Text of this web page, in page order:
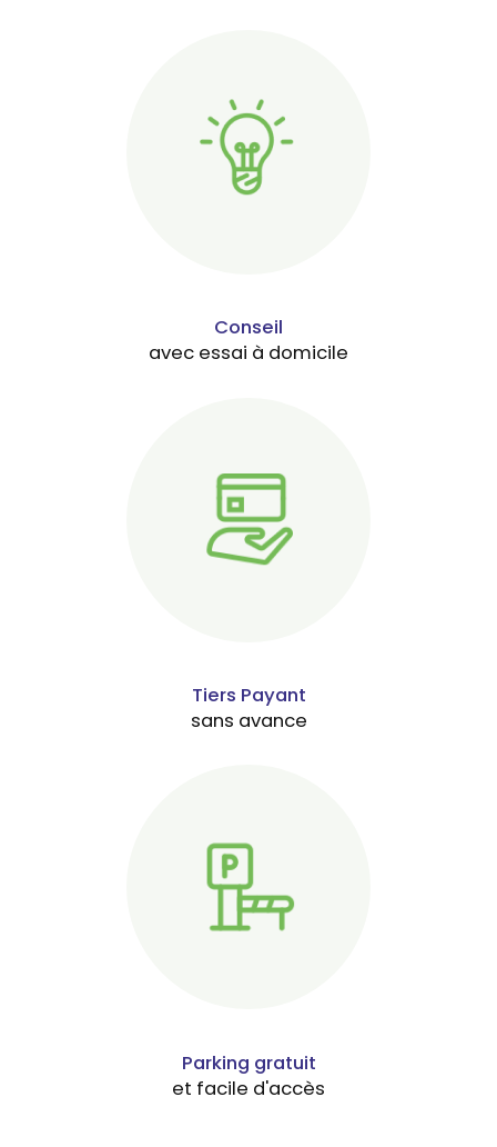
Conseil
avec essai à domicile
Tiers Payant
sans avance
Parking gratuit
et facile d'accès